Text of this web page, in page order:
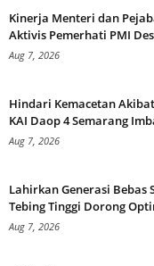
Kinerja Menteri dan
Aktivis Pemerhati PMI
Aug 7, 2026
Hindari Kemacetan
KAI Daop 4 Semarang
Aug 7, 2026
Lahirkan Generasi Bebas
Tebing Tinggi Dorong
Aug 7, 2026